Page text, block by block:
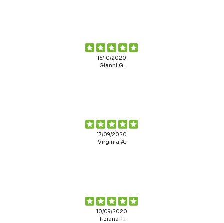
15/10/2020
Gianni G.
17/09/2020
Virginia A.
10/09/2020
Tiziana T.